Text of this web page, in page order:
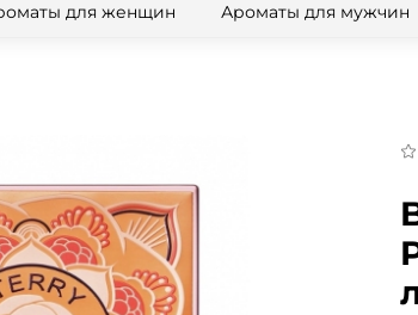
для женщин Ароматы для мужчин